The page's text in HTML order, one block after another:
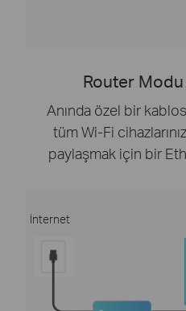
Router Modu
Anında özel bir
tüm Wi-Fi
paylaşmak için bir
İnternet